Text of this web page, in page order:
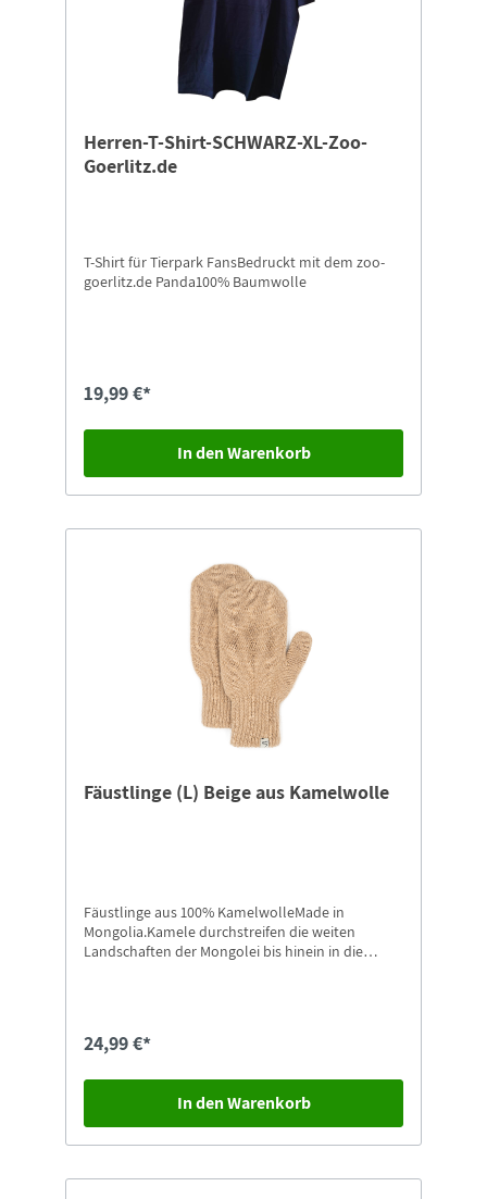
Herren-T-Shirt-SCHWARZ-XL-Zoo-
Goerlitz.de
T-Shirt für Tierpark FansBedruckt mit dem zoo-
goerlitz.de Panda100% Baumwolle
19,99 €*
In den Warenkorb
Fäustlinge (L) Beige aus Kamelwolle
Fäustlinge aus 100% KamelwolleMade in
Mongolia.Kamele durchstreifen die weiten
Landschaften der Mongolei bis hinein in die
24,99 €*
In den Warenkorb